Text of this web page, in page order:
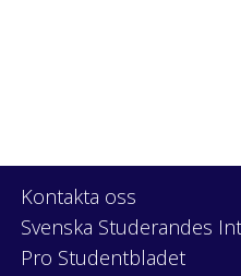
Kontakta oss
Svenska Studerandes
Pro Studentbladet